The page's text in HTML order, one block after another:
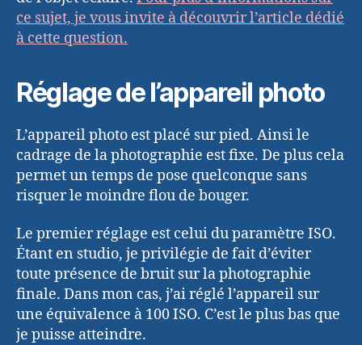
ce sujet, je vous invite à découvrir l’article dédié
à cette question.
Réglage de l’appareil photo
L’appareil photo est placé sur pied. Ainsi le
cadrage de la photographie est fixe. De plus cela
permet un temps de pose quelconque sans
risquer le moindre flou de bouger.
Le premier réglage est celui du paramètre ISO.
Étant en studio, je privilégie de fait d’éviter
toute présence de bruit sur la photographie
finale. Dans mon cas, j’ai réglé l’appareil sur
une équivalence à 100 ISO. C’est le plus bas que
je puisse atteindre.